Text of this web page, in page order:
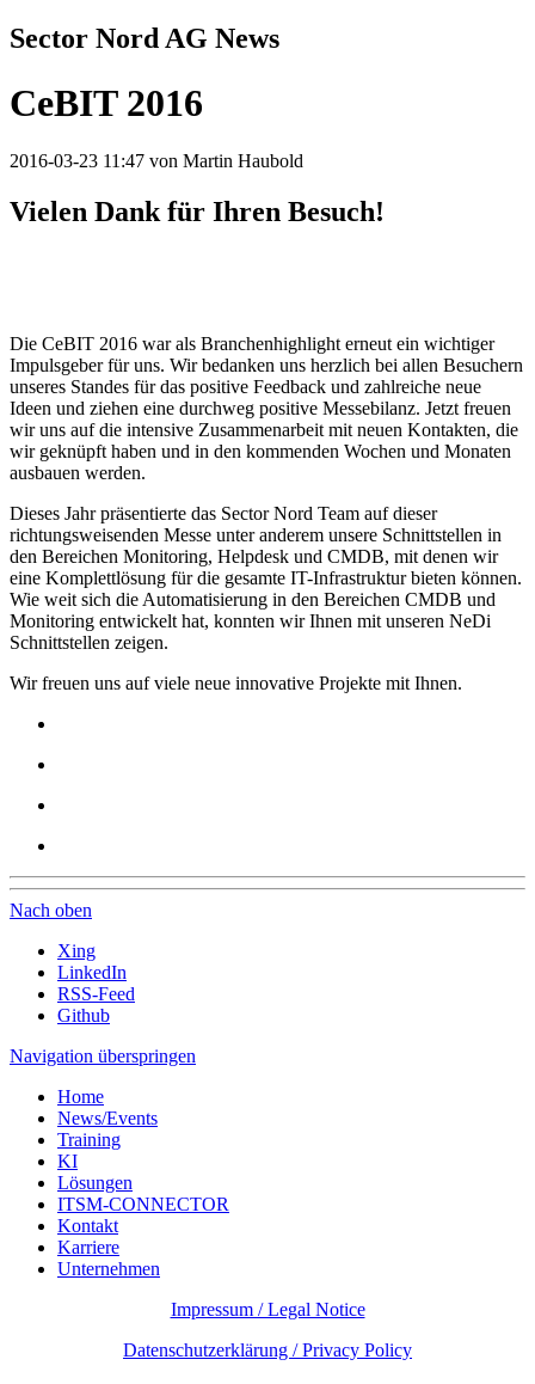
Sector Nord AG News
CeBIT 2016
2016-03-23 11:47 von Martin Haubold
Vielen Dank für Ihren Besuch!
Die CeBIT 2016 war als Branchenhighlight erneut ein wichtiger
Impulsgeber für uns. Wir bedanken uns herzlich bei allen Besuchern
unseres Standes für das positive Feedback und zahlreiche neue
Ideen und ziehen eine durchweg positive Messebilanz. Jetzt freuen
wir uns auf die intensive Zusammenarbeit mit neuen Kontakten, die
wir geknüpft haben und in den kommenden Wochen und Monaten
ausbauen werden.
Dieses Jahr präsentierte das Sector Nord Team auf dieser
richtungsweisenden Messe unter anderem unsere Schnittstellen in
den Bereichen Monitoring, Helpdesk und CMDB, mit denen wir
eine Komplettlösung für die gesamte IT-Infrastruktur bieten können.
Wie weit sich die Automatisierung in den Bereichen CMDB und
Monitoring entwickelt hat, konnten wir Ihnen mit unseren NeDi
Schnittstellen zeigen.
Wir freuen uns auf viele neue innovative Projekte mit Ihnen.
Nach oben
Xing
LinkedIn
RSS-Feed
Github
Navigation überspringen
Home
News/Events
Training
KI
Lösungen
ITSM-CONNECTOR
Kontakt
Karriere
Unternehmen
Impressum / Legal Notice
Datenschutzerklärung / Privacy Policy